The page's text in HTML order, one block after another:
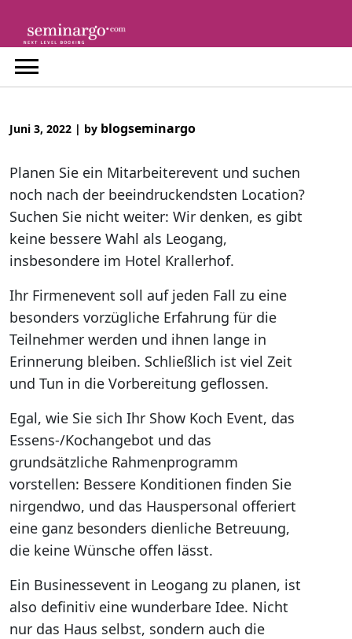
content
Juni 3, 2022 | by blogseminargo
Planen Sie ein Mitarbeiterevent und suchen
noch nach der beeindruckendsten Location?
Suchen Sie nicht weiter: Wir denken, es gibt
keine bessere Wahl als Leogang,
insbesondere im Hotel Krallerhof.
Ihr Firmenevent soll auf jeden Fall zu eine
besonders vorzügliche Erfahrung für die
Teilnehmer werden und ihnen lange in
Erinnerung bleiben. Schließlich ist viel Zeit
und Tun in die Vorbereitung geflossen.
Egal, wie Sie sich Ihr Show Koch Event, das
Essens-/Kochangebot und das
grundsätzliche Rahmenprogramm
vorstellen: Bessere Konditionen finden Sie
nirgendwo, und das Hauspersonal offeriert
eine ganz besonders dienliche Betreuung,
die keine Wünsche offen lässt.
Ein Businessevent in Leogang zu planen, ist
also definitiv eine wunderbare Idee. Nicht
nur das Haus selbst, sondern auch die